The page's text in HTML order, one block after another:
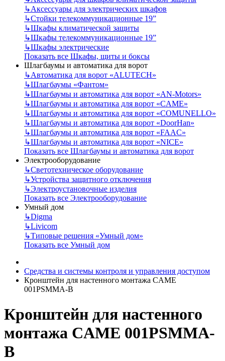
↳Аксессуары для электрических шкафов
↳Стойки телекоммуникационные 19”
↳Шкафы климатической защиты
↳Шкафы телекоммуникационные 19”
↳Шкафы электрические
Показать все Шкафы, щиты и боксы
Шлагбаумы и автоматика для ворот
↳Автоматика для ворот «ALUTECH»
↳Шлагбаумы «Фантом»
↳Шлагбаумы и автоматика для ворот «AN-Motors»
↳Шлагбаумы и автоматика для ворот «CAME»
↳Шлагбаумы и автоматика для ворот «COMUNELLO»
↳Шлагбаумы и автоматика для ворот «DoorHan»
↳Шлагбаумы и автоматика для ворот «FAAC»
↳Шлагбаумы и автоматика для ворот «NICE»
Показать все Шлагбаумы и автоматика для ворот
Электрооборудование
↳Светотехническое оборудование
↳Устройства защитного отключения
↳Электроустановочные изделия
Показать все Электрооборудование
Умный дом
↳Digma
↳Livicom
↳Типовые решения «Умный дом»
Показать все Умный дом
Средства и системы контроля и управления доступом
Кронштейн для настенного монтажа CAME
001PSMMA-B
Кронштейн для настенного
монтажа CAME 001PSMMA-
B